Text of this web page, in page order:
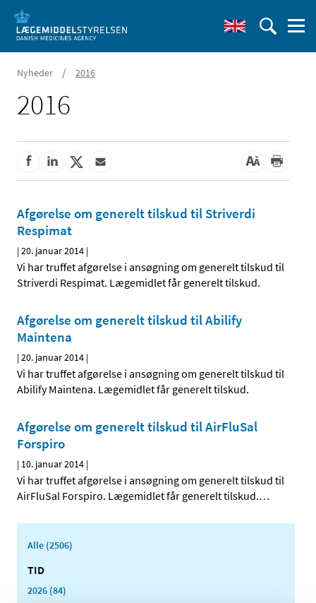
Nyheder / 2016
2016
Afgørelse om generelt tilskud til Striverdi
Respimat
|20. januar 2014 |
Vi har truffet afgørelse i ansøgning om generelt tilskud til
Striverdi Respimat. Lægemidlet får generelt tilskud.
Afgørelse om generelt tilskud til Abilify
Maintena
|20. januar 2014 |
Vi har truffet afgørelse i ansøgning om generelt tilskud til
Abilify Maintena. Lægemidlet får generelt tilskud.
Afgørelse om generelt tilskud til AirFluSal
Forspiro
| 10. januar 2014 |
Vi har truffet afgørelse i ansøgning om generelt tilskud til
AirFluSal Forspiro. Lægemidlet får generelt tilskud.…
Alle (2506)
TID
2026 (84)